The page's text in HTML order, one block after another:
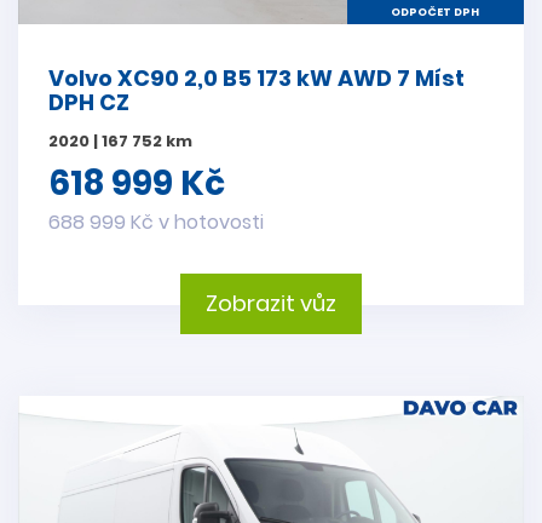
ODPOČET DPH
Volvo XC90 2,0 B5 173 kW AWD 7 Míst
DPH CZ
2020 | 167 752 km
618 999 Kč
688 999 Kč v hotovosti
Zobrazit vůz